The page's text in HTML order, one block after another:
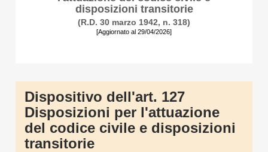
disposizioni transitorie
(R.D. 30 marzo 1942, n. 318)
[Aggiornato al 29/04/2026]
Dispositivo dell'art. 127
Disposizioni per l'attuazione
del codice civile e disposizioni
transitorie